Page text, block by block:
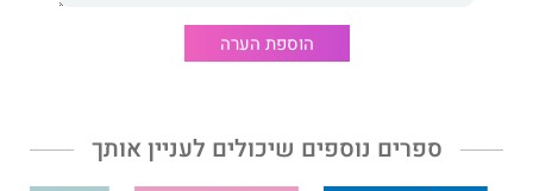
הוספת הערה
ספרים נוספים שיכולים לעניין אותך